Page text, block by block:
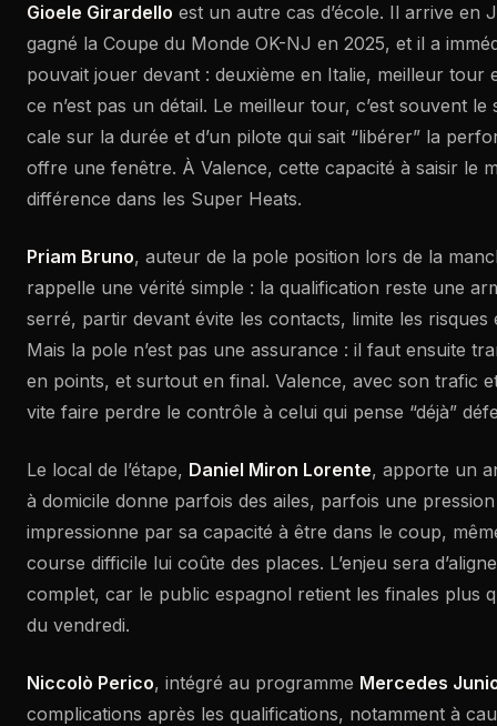
Gioele Girardello est un autre cas d’école. Il arrive en
gagné la Coupe du Monde OK-NJ en 2025, et il a
pouvait jouer devant : deuxième en Italie, meilleur tour
ce n’est pas un détail. Le meilleur tour, c’est souvent le
cale sur la durée et d’un pilote qui sait “libérer” la
offre une fenêtre. À Valence, cette capacité à saisir le
différence dans les Super Heats.
Priam Bruno, auteur de la pole position lors de la
rappelle une vérité simple : la qualification reste une
serré, partir devant évite les contacts, limite les risques
Mais la pole n’est pas une assurance : il faut ensuite
en points, et surtout en final. Valence, avec son trafic
vite faire perdre le contrôle à celui qui pense “déjà”
Le local de l’étape, Daniel Miron Lorente, apporte un
à domicile donne parfois des ailes, parfois une
impressionne par sa capacité à être dans le coup,
course difficile lui coûte des places. L’enjeu sera
complet, car le public espagnol retient les finales plus
du vendredi.
Niccolò Perico, intégré au programme Mercedes
complications après les qualifications, notamment à